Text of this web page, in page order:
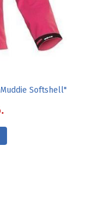
Softshell"